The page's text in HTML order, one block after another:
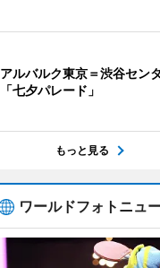
アルバルク東京＝渋谷セン
「七夕パレード」
もっと見る
ワールドフォトニュ